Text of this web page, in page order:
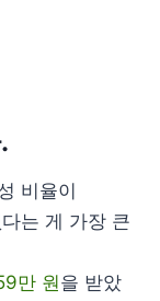
비율이
는 게 가장 큰
만 원을 받았